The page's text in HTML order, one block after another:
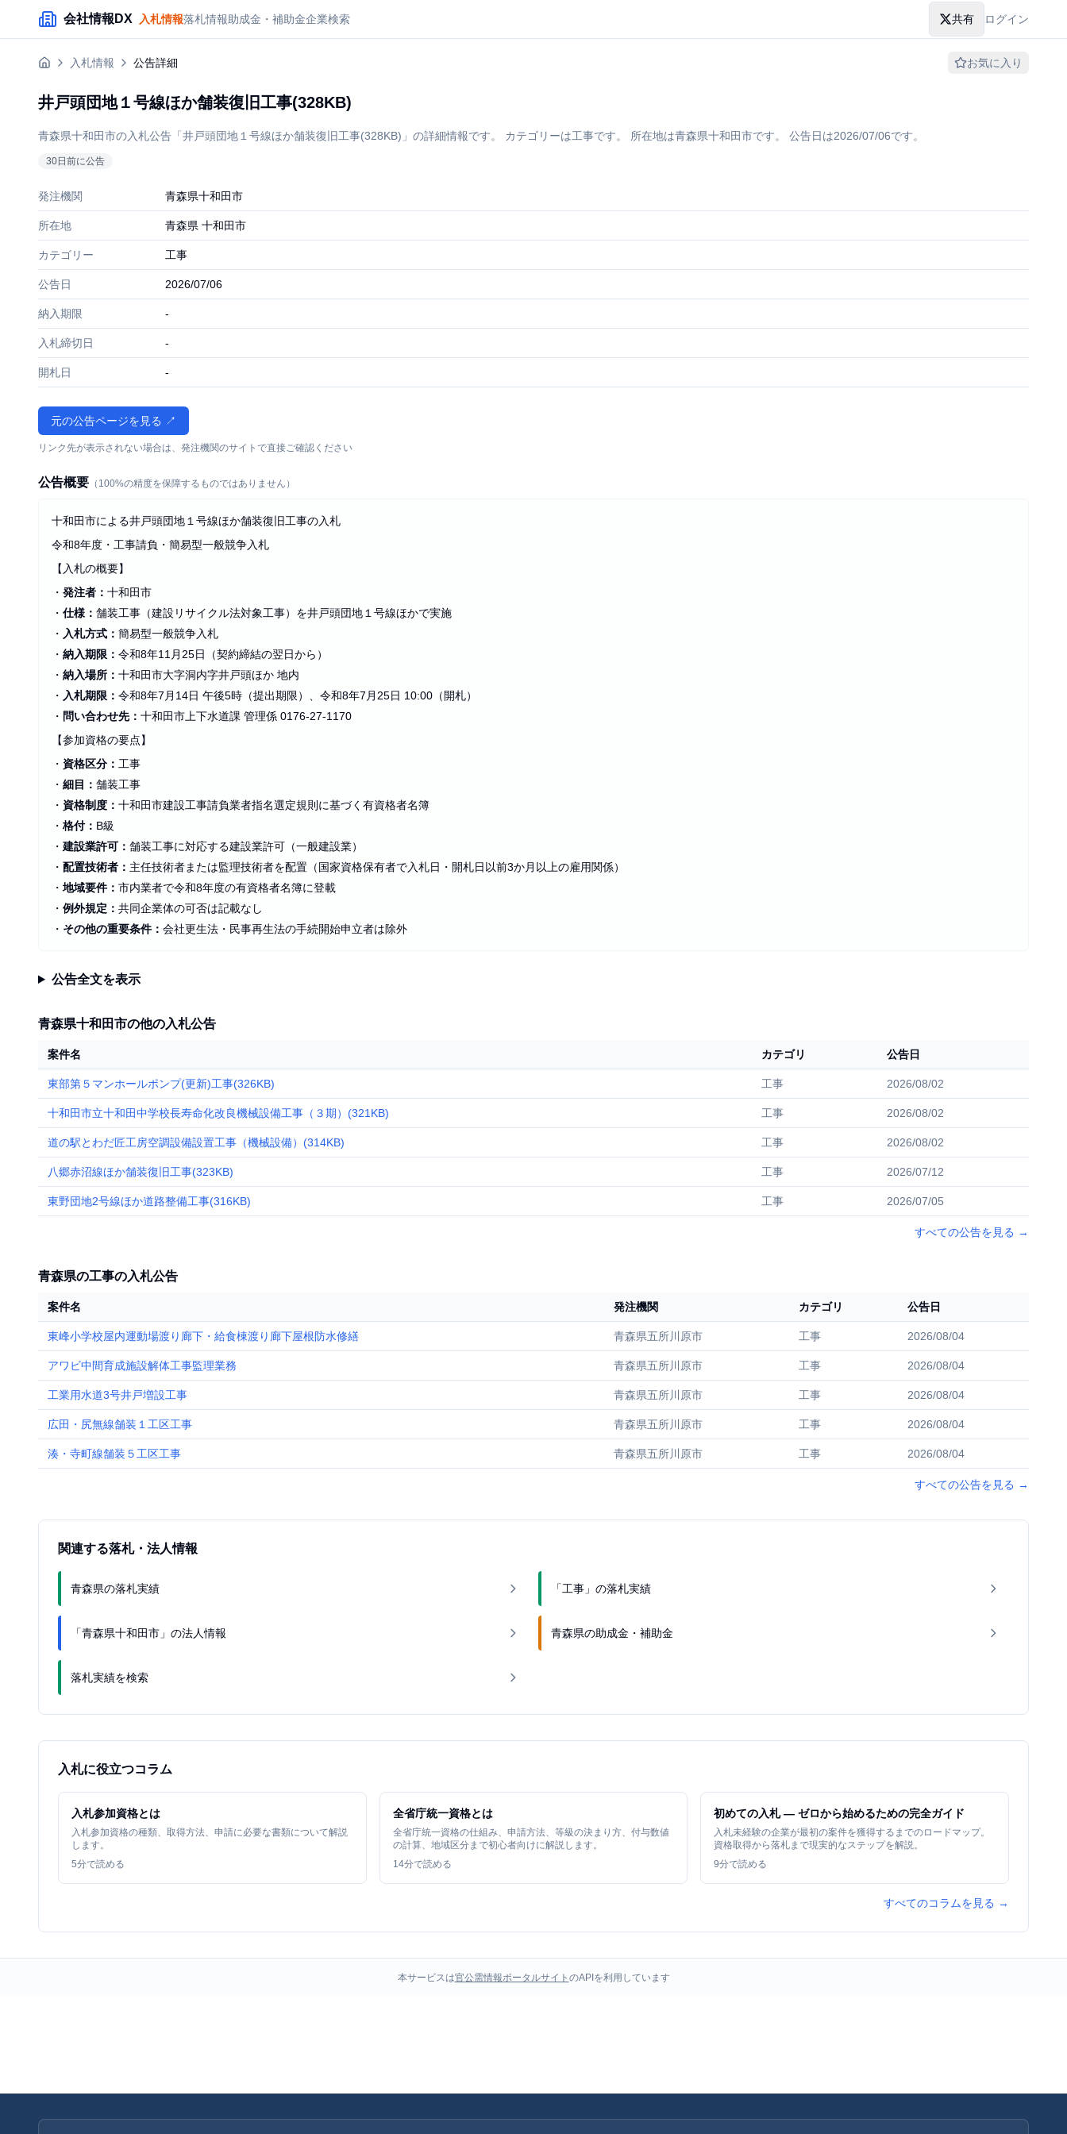
メインコンテンツにスキップ
会社情報DX 入札情報落札情報助成金・補助金企業検索 共有 ログイン
入札情報 公告詳細 お気に入り
井戸頭団地１号線ほか舗装復旧工事(328KB)
青森県十和田市の入札公告「井戸頭団地１号線ほか舗装復旧工事(328KB)」の詳細情報です。 カテゴリーは工事です。 所在地は青森県十和田市です。 公告日は2026/07/06です。
30日前に公告
発注機関 青森県十和田市
所在地 青森県 十和田市
カテゴリー 工事
公告日 2026/07/06
納入期限 -
入札締切日 -
開札日 -
元の公告ページを見る ↗
リンク先が表示されない場合は、発注機関のサイトで直接ご確認ください
公告概要 （100%の精度を保障するものではありません）
十和田市による井戸頭団地１号線ほか舗装復旧工事の入札
令和8年度・工事請負・簡易型一般競争入札
【入札の概要】
・ 発注者： 十和田市
・ 仕様： 舗装工事（建設リサイクル法対象工事）を井戸頭団地１号線ほかで実施
・ 入札方式： 簡易型一般競争入札
・ 納入期限： 令和8年11月25日（契約締結の翌日から）
・ 納入場所： 十和田市大字洞内字井戸頭ほか 地内
・ 入札期限： 令和8年7月14日 午後5時（提出期限）、令和8年7月25日 10:00（開札）
・ 問い合わせ先： 十和田市上下水道課 管理係 0176-27-1170
【参加資格の要点】
・ 資格区分： 工事
・ 細目： 舗装工事
・ 資格制度： 十和田市建設工事請負業者指名選定規則に基づく有資格者名簿
・ 格付： B級
・ 建設業許可： 舗装工事に対応する建設業許可（一般建設業）
・ 配置技術者： 主任技術者または監理技術者を配置（国家資格保有者で入札日・開札日以前3か月以上の雇用関係）
・ 地域要件： 市内業者で令和8年度の有資格者名簿に登載
・ 例外規定： 共同企業体の可否は記載なし
・ その他の重要条件： 会社更生法・民事再生法の手続開始申立者は除外
公告全文を表示
青森県十和田市の他の入札公告
案件名 カテゴリ 公告日
東部第５マンホールポンプ(更新)工事(326KB) 工事 2026/08/02
十和田市立十和田中学校長寿命化改良機械設備工事（３期）(321KB) 工事 2026/08/02
道の駅とわだ匠工房空調設備設置工事（機械設備）(314KB) 工事 2026/08/02
八郷赤沼線ほか舗装復旧工事(323KB) 工事 2026/07/12
東野団地2号線ほか道路整備工事(316KB) 工事 2026/07/05
すべての公告を見る →
青森県の工事の入札公告
案件名 発注機関 カテゴリ 公告日
東峰小学校屋内運動場渡り廊下・給食棟渡り廊下屋根防水修繕 青森県五所川原市 工事 2026/08/04
アワビ中間育成施設解体工事監理業務 青森県五所川原市 工事 2026/08/04
工業用水道3号井戸増設工事 青森県五所川原市 工事 2026/08/04
広田・尻無線舗装１工区工事 青森県五所川原市 工事 2026/08/04
湊・寺町線舗装５工区工事 青森県五所川原市 工事 2026/08/04
すべての公告を見る →
関連する落札・法人情報
青森県の落札実績 「工事」の落札実績
「青森県十和田市」の法人情報 青森県の助成金・補助金
落札実績を検索
入札に役立つコラム
入札参加資格とは
入札参加資格の種類、取得方法、申請に必要な書類について解説
します。
5分で読める
全省庁統一資格とは
全省庁統一資格の仕組み、申請方法、等級の決まり方、付与数値
の計算、地域区分まで初心者向けに解説します。
14分で読める
初めての入札 — ゼロから始めるための完全ガイド
入札未経験の企業が最初の案件を獲得するまでのロードマップ。
資格取得から落札まで現実的なステップを解説。
9分で読める
すべてのコラムを見る →
本サービスは官公需情報ポータルサイト のAPIを利用しています